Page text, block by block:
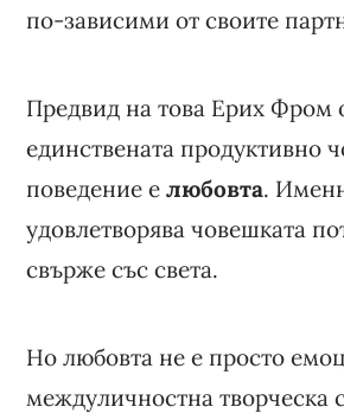
по-зависими от своите
Предвид на това Ерих Фром
единствената продуктивно
поведение елюбовта.
удовлетворява човешката
свърже със света.
Но любовта не е просто
междуличностна творческа